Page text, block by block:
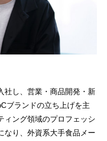
社し、営業・商品開発・新
ブランドの立ち上げを主
ィング領域のプロフェッシ
なり、外資系大手食品メー